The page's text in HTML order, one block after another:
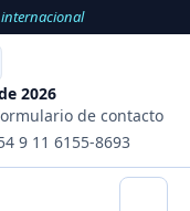
2026
de contacto
9 11 6155-8693